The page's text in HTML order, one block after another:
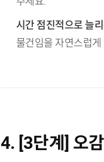
시간 점진적으로 늘리
물건임을 자연스럽
4. [3단계] 오